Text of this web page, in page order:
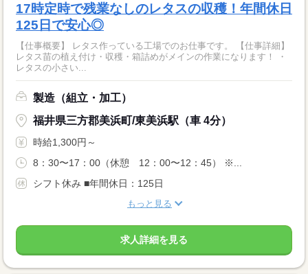
17時定時で残業なしのレタスの収穫！年間休日
125日で安心◎
【仕事概要】 レタス作っている工場でのお仕事です。 【仕事詳細】
レタス苗の植え付け・収穫・箱詰めがメインの作業になります！ ・
レタスの小さい...
製造（組立・加工）
福井県三方郡美浜町/東美浜駅（車 4分）
時給1,300円～
8：30〜17：00（休憩 12：00〜12：45） ※...
シフト休み ■年間休日：125日
もっと見る
求人詳細を見る